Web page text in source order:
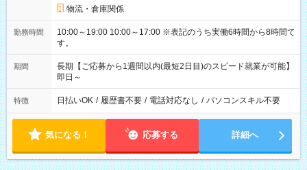
物流・倉庫関係
勤務時間
10:00～19:00 10:00～17:00 ※表記のうち実働6時間から8時間で
す。
期間
長期【ご応募から1週間以内(最短2日目)のスピード就業が可能】
即日～
特徴 日払いOK / 履歴書不要 / 電話対応なし / パソコンスキル不要
気になる！ 応募する 詳細へ